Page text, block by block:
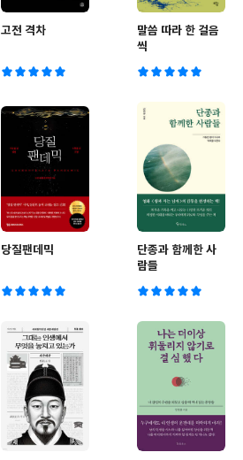
고전 격차
말씀 따라 한 걸음
씩
당질팬데믹
단종과 함께한 사
람들